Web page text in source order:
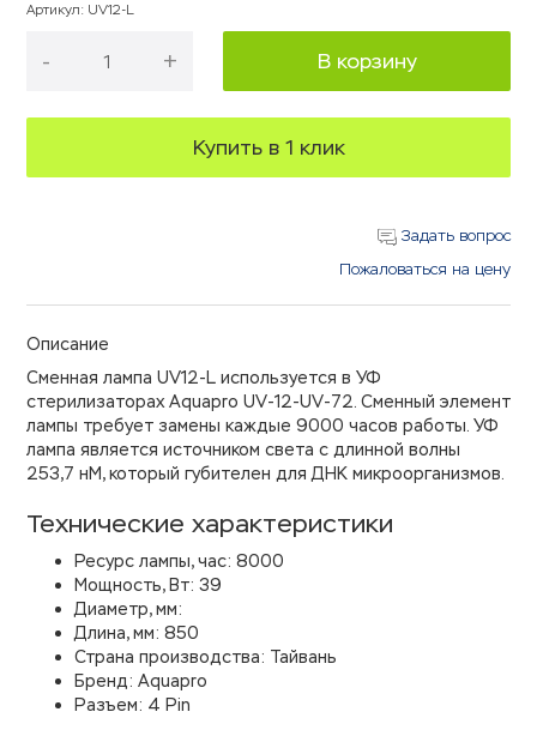
Артикул: UV12-L
- + В корзину
Купить в 1 клик
Задать вопрос
Пожаловаться на цену
Описание
Сменная лампа UV12-L используется в УФ
стерилизаторах Aquapro UV-12-UV-72. Сменный элемент
лампы требует замены каждые 9000 часов работы. УФ
лампа является источником света с длинной волны
253,7 нМ, который губителен для ДНК микроорганизмов.
Технические характеристики
Ресурс лампы, час: 8000
Мощность, Вт: 39
Диаметр, мм:
Длина, мм: 850
Страна производства: Тайвань
Бренд: Aquapro
Разъем: 4 Pin